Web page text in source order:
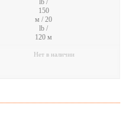
lb /
150
м / 20
lb /
120 м
Нет в наличии